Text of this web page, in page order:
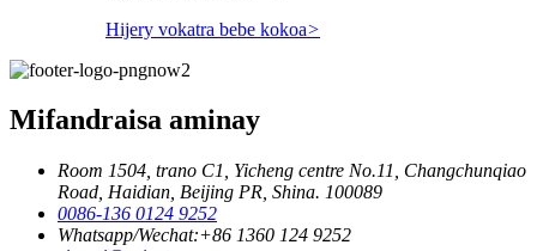
Hijery vokatra bebe kokoa>
Mifandraisa aminay
Room 1504, trano C1, Yicheng centre No.11, Changchunqiao
Road, Haidian, Beijing PR, Shina. 100089
0086-136 0124 9252
Whatsapp/Wechat:+86 1360 124 9252